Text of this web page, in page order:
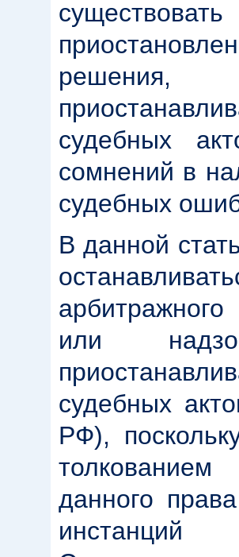
судебных
сомнений в
судебных
В данной
или
судебных
РФ),
данного